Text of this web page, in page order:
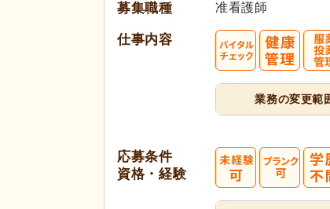
募集職種 准看護師
仕事内容
業務の変更範
応募条件
資格・経験